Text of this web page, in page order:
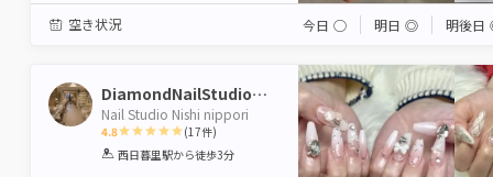
空き状況 今日 ◯ 明日 ◎ 明後日
DiamondNailStudioNishinipori
Nail Studio Nishi nippori
4.8
1 2 3 4 5
(17件)
西日暮里駅から徒歩3分